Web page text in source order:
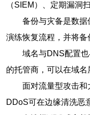
（SIEM）、定期漏洞
备份与灾备是数
演练恢复流程，并将备
域名与DNS配置
的托管商，可以在域名
面对流量型攻击
DDoS可在边缘清洗恶